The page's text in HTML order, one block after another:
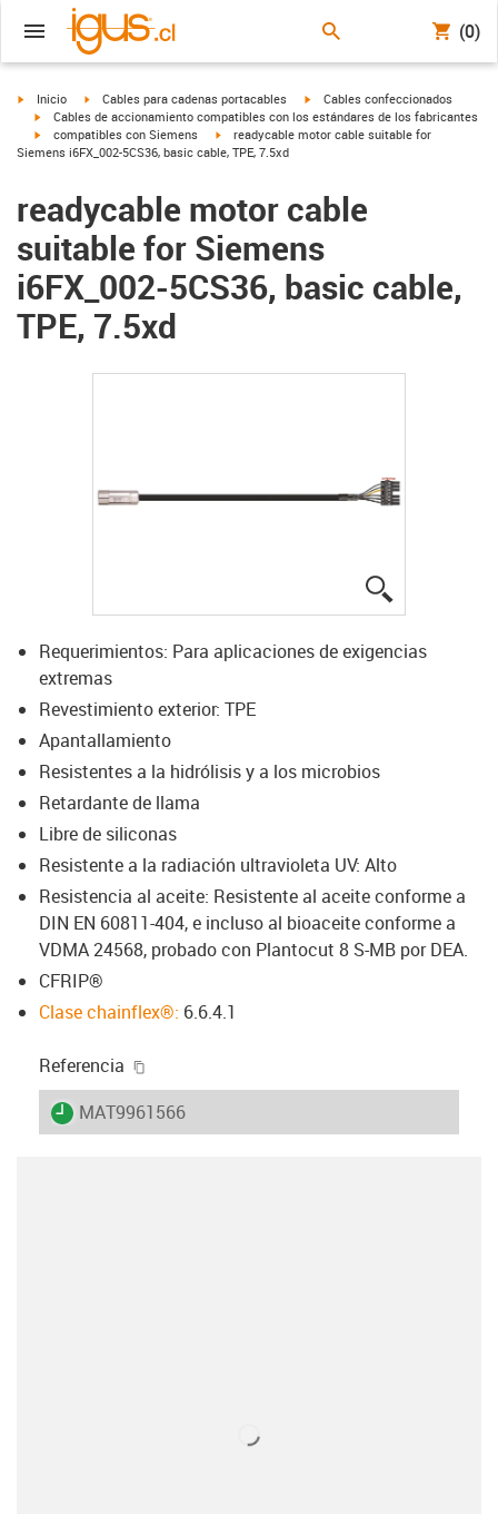
(0)
igus-icon-arrow-right
Inicio igus-icon-arrow-right
Cables para cadenas portacables igus-icon-arrow-right
Cables confeccionados
igus-icon-arrow-right
Cables de accionamiento compatibles con los estándares de los fabricantes
igus-icon-arrow-right
compatibles con Siemens igus-icon-arrow-right
readycable motor cable suitable for
Siemens i6FX_002-5CS36, basic cable, TPE, 7.5xd
readycable motor cable
suitable for Siemens
i6FX_002-5CS36, basic cable,
TPE, 7.5xd
Requerimientos: Para aplicaciones de exigencias
extremas
Revestimiento exterior: TPE
Apantallamiento
Resistentes a la hidrólisis y a los microbios
Retardante de llama
Libre de siliconas
Resistente a la radiación ultravioleta UV: Alto
Resistencia al aceite: Resistente al aceite conforme a
DIN EN 60811-404, e incluso al bioaceite conforme a
VDMA 24568, probado con Plantocut 8 S-MB por DEA.
CFRIP®
Clase chainflex®: 6.6.4.1
Referencia
igus-icon-lieferzeit
MAT9961566